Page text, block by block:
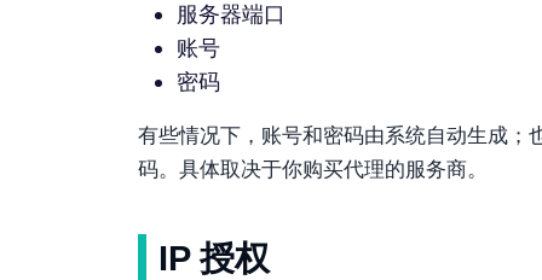
服务器端口
账号
密码
有些情况下，账号和密码由系统自动生成
码。具体取决于你购买代理的服务商。
IP 授权